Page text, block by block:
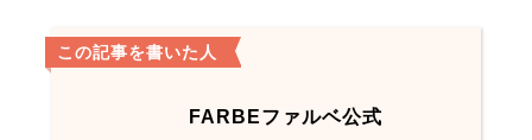
この記事を書いた人
FARBEファルベ公式